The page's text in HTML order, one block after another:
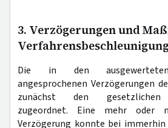
3. Verzögerungen und
Die in den ausgewerteten
angesprochenen Verzögerungen
zunächst den gesetzlichen
zugeordnet. Eine mehr oder
Verzögerung konnte bei immerhin